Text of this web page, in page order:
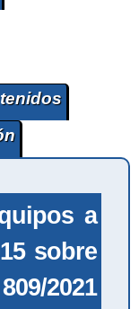
a
sobre
2021